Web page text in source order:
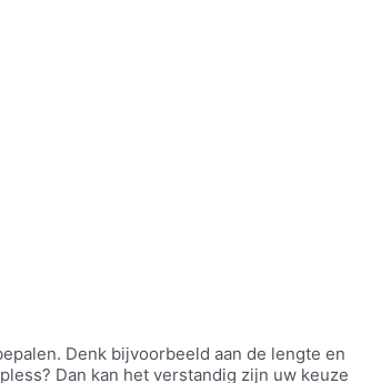
Denk bijvoorbeeld aan de lengte en
Dan kan het verstandig zijn uw keuze